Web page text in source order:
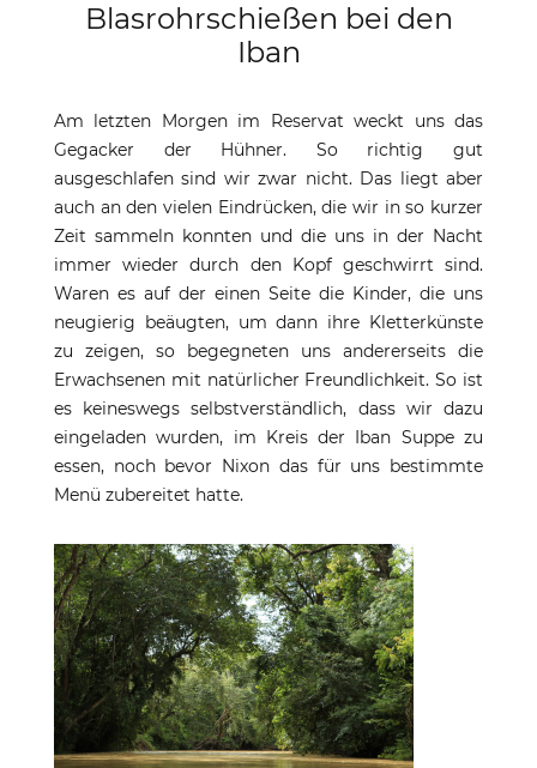
Blasrohrschießen bei den
Iban
Am letzten Morgen im Reservat weckt uns das
Gegacker der Hühner. So richtig gut
ausgeschlafen sind wir zwar nicht. Das liegt aber
auch an den vielen Eindrücken, die wir in so kurzer
Zeit sammeln konnten und die uns in der Nacht
immer wieder durch den Kopf geschwirrt sind.
Waren es auf der einen Seite die Kinder, die uns
neugierig beäugten, um dann ihre Kletterkünste
zu zeigen, so begegneten uns andererseits die
Erwachsenen mit natürlicher Freundlichkeit. So ist
es keineswegs selbstverständlich, dass wir dazu
eingeladen wurden, im Kreis der Iban Suppe zu
essen, noch bevor Nixon das für uns bestimmte
Menü zubereitet hatte.